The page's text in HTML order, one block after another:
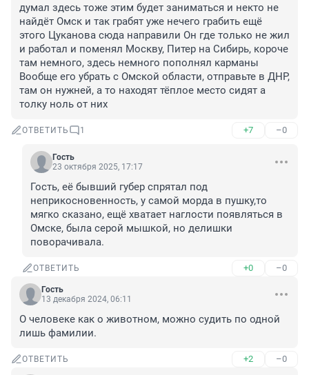
думал здесь тоже этим будет заниматься и некто не
найдёт Омск и так грабят уже нечего грабить ещё
этого Цуканова сюда направили Он где только не жил
и работал и поменял Москву, Питер на Сибирь, короче
там немного, здесь немного пополнял карманы
Вообще его убрать с Омской области, отправьте в ДНР,
там он нужней, а то находят тёплое место сидят а
толку ноль от них
ОТВЕТИТЬ 1 +7 –0
Гость
23 октября 2025, 17:17
Гость, её бывший губер спрятал под
неприкосновенность, у самой морда в пушку,то
мягко сказано, ещё хватает наглости появляться в
Омске, была серой мышкой, но делишки
поворачивала.
ОТВЕТИТЬ +0 –0
Гость
13 декабря 2024, 06:11
О человеке как о животном, можно судить по одной
лишь фамилии.
ОТВЕТИТЬ +2 –0